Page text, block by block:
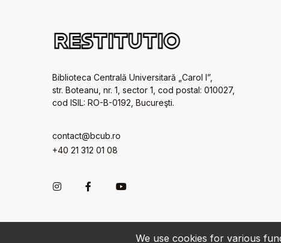
We use cookies for various
Biblioteca Centrală Universitară „Carol I”,
str. Boteanu, nr. 1, sector 1, cod postal: 010027,
cod ISIL: RO-B-0192, Bucureşti.
contact@bcub.ro
+40 21 312 01 08